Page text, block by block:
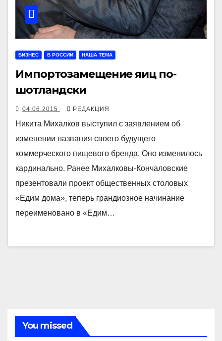
БИЗНЕС В РОССИИ НАША ТЕМА
Импортозамещение яиц по-
шотландски
04.06.2015 РЕДАКЦИЯ
Никита Михалков выступил с заявлением об
изменении названия своего будущего
коммерческого пищевого бренда. Оно изменилось
кардинально. Ранее Михалковы-Кончаловские
презентовали проект общественных столовых
«Едим дома», теперь грандиозное начинание
переименовано в «Едим…
You missed